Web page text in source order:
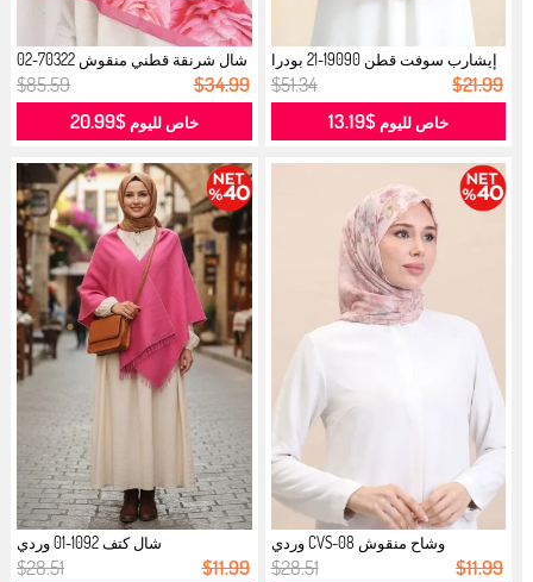
إيشارب سوفت قطن 19090-21 بودرا
وردي...
$51.34 $21.99
خاص لليوم$13.19
شال شرنقة قطني منقوش 70322-02
وردي...
$85.59 $34.99
خاص لليوم$20.99
وشاح منقوش CVS-08 وردي
$28.51 $11.99
شال كتف 1092-01 وردي
$28.51 $11.99